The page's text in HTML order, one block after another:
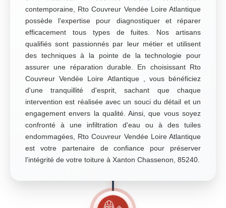
contemporaine, Rto Couvreur Vendée Loire Atlantique
possède l'expertise pour diagnostiquer et réparer
efficacement tous types de fuites. Nos artisans
qualifiés sont passionnés par leur métier et utilisent
des techniques à la pointe de la technologie pour
assurer une réparation durable. En choisissant Rto
Couvreur Vendée Loire Atlantique , vous bénéficiez
d'une tranquillité d'esprit, sachant que chaque
intervention est réalisée avec un souci du détail et un
engagement envers la qualité. Ainsi, que vous soyez
confronté à une infiltration d'eau ou à des tuiles
endommagées, Rto Couvreur Vendée Loire Atlantique
est votre partenaire de confiance pour préserver
l'intégrité de votre toiture à Xanton Chassenon, 85240.